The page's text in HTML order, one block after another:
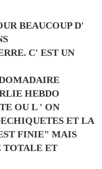
BEAUCOUP D'
C' EST UN
HEBDO
OU L ' ON
ET LA
FINIE" MAIS
TOTALE ET